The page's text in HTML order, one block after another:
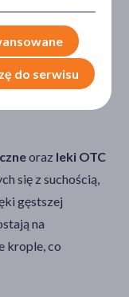
aby zapewnić
sytuacjach do
preparaty o
oraz leki OTC
się z suchością,
gęstszej
na
krople, co
do serwisu